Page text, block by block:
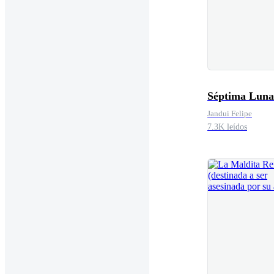
Séptima Luna
Jandui Felipe
7.3K leídos